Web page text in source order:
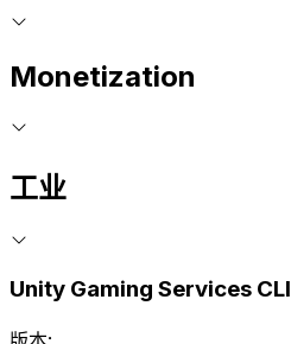
Monetization
工业
Unity Gaming Services CLI